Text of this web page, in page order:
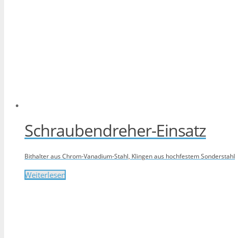
Schraubendreher-Einsatz
Bithalter aus Chrom-Vanadium-Stahl, Klingen aus hochfestem Sonderstahl
Weiterlesen